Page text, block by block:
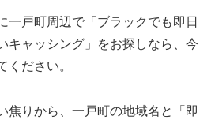
一戸町周辺で「ブラックでも即日
キャッシング」をお探しなら、今
ください。
焦りから、一戸町の地域名と「即